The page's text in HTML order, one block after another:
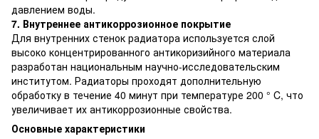
давлением воды.
7. Внутреннее антикоррозионное покрытие
Для внутренних стенок радиатора используется слой
высоко концентрированного антикоризийного материала
разработан национальным научно-исследовательским
институтом. Радиаторы проходят дополнительную
обработку в течение 40 минут при температуре 200 ° C, что
увеличивает их антикоррозионные свойства.
Основные характеристики